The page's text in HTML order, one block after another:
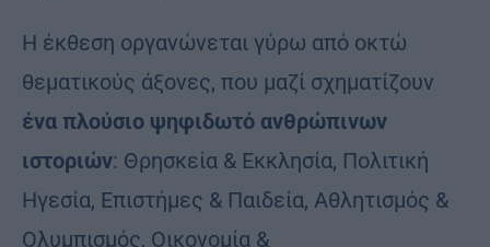
Η έκθεση οργανώνεται γύρω από οκτώ
θεματικούς άξονες, που μαζί σχηματίζουν
ένα πλούσιο ψηφιδωτό ανθρώπινων
ιστοριών: Θρησκεία & Εκκλησία, Πολιτική
Ηγεσία, Επιστήμες & Παιδεία, Αθλητισμός &
Ολυμπισμός, Οικονομία &